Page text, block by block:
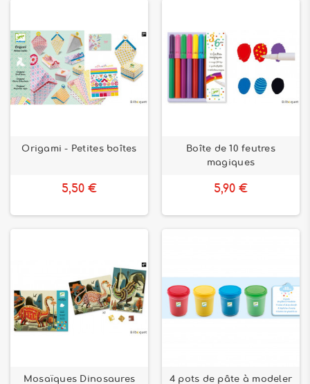
Origami - Petites boîtes
5,50 €
Boîte de 10 feutres
magiques
5,90 €
Mosaïques Dinosaures 4 pots de pâte à modeler